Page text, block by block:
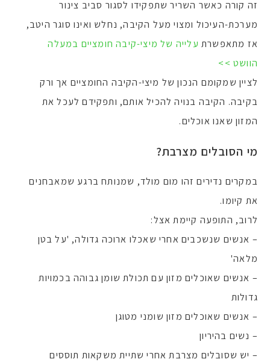
זה קורה כאשר השריר שתפקידו לסגור סביב צינור
מערכת-העיכול ומצוי מעל הקיבה, נחלש ואינו סוגר היטב,
אז מתאפשרת עלייה של מיצי-קיבה חומציים במעלה
הוושט >>
לציין שמקומם הנכון של מיצי-הקיבה החומציים אך ורק
בקיבה. הקיבה בנויה להכיל אותם, ותפקידם לעכל את
המזון שאנו אוכלים.
מי הסובלים מצרבת?
במקרים נדירים זהו מום מולד, שמנותח ברגע שמאבחנים
את קיומו.
לרוב, התופעה קיימת אצל:
– אנשים שנשכבים אחרי שאכלו ארוכה גדולה, 'על בטן
מלאה'
– אנשים שאוכלים מזון עם תכולת שומן גבוהה בכמויות
גדולות
– אנשים שאוכלים מזון שומני מטוגן
– נשים בהיריון
– יש שסובלים מצרבת אחרי שתיית משקאות תוססים